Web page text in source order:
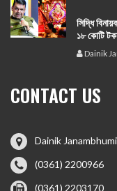
সিদ্ধি
১৮ কোটি
Dainik
CONTACT US
Dainik
(0361) 2200966
(0361) 2203170